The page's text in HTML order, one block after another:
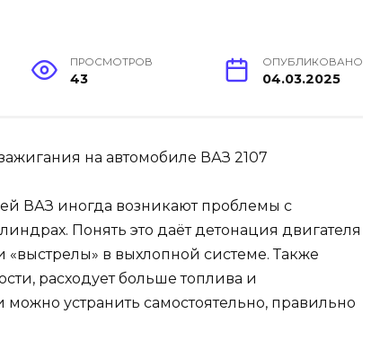
ПРОСМОТРОВ
43
ОПУБЛИКОВАНО
04.03.2025
ВАЗ иногда возникают проблемы с
Понять это даёт детонация двигателя
в выхлопной системе. Также
расходует больше топлива и
можно устранить самостоятельно, правильно